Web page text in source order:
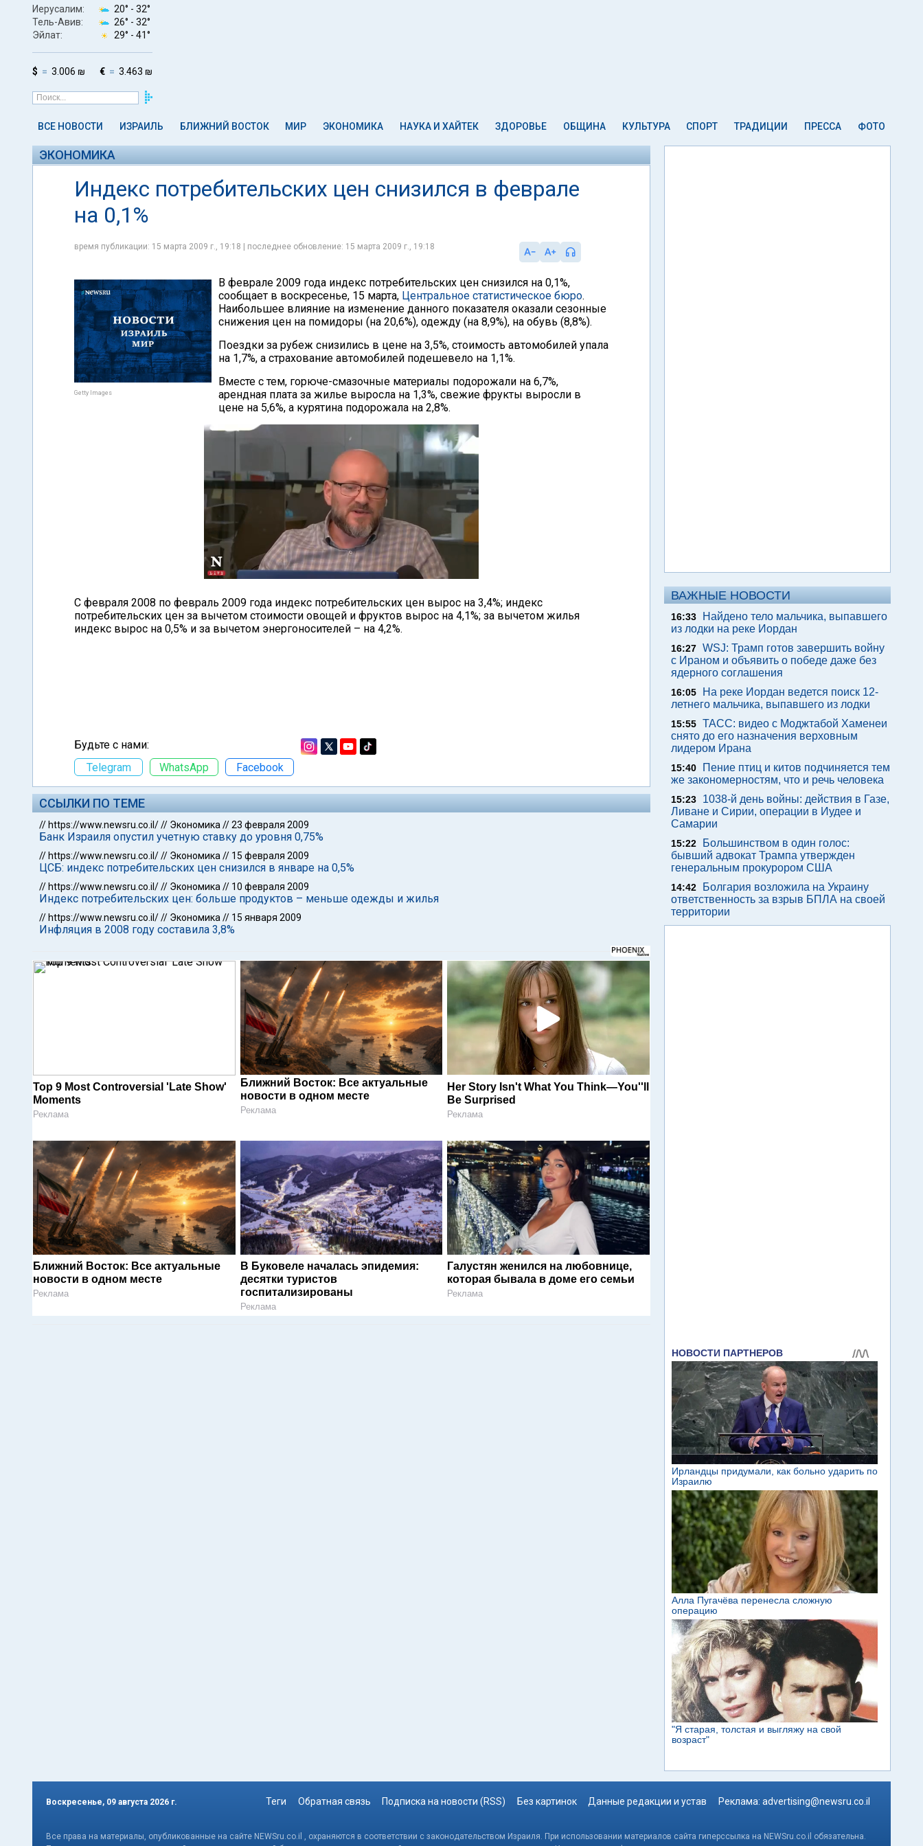
Иерусалим: 20° - 32°
Тель-Авив:
26° - 32°
Эйлат:
29° - 41°
$ 3.006 ₪ € 3.463 ₪
ВСЕ НОВОСТИ ИЗРАИЛЬ БЛИЖНИЙ ВОСТОК МИР ЭКОНОМИКА НАУКА И ХАЙТЕК ЗДОРОВЬЕ ОБЩИНА КУЛЬТУРА СПОРТ ТРАДИЦИИ ПРЕССА ФОТО
ЭКОНОМИКА
Индекс потребительских цен снизился в феврале
на 0,1%
время публикации: 15 марта 2009 г., 19:18 | последнее обновление: 15 марта 2009 г., 19:18
Getty Images
В феврале 2009 года индекс потребительских цен снизился на 0,1%,
сообщает в воскресенье, 15 марта, Центральное статистическое бюро.
Наибольшее влияние на изменение данного показателя оказали сезонные
снижения цен на помидоры (на 20,6%), одежду (на 8,9%), на обувь (8,8%).
Поездки за рубеж снизились в цене на 3,5%, стоимость автомобилей упала
на 1,7%, а страхование автомобилей подешевело на 1,1%.
Вместе с тем, горюче-смазочные материалы подорожали на 6,7%,
арендная плата за жилье выросла на 1,3%, свежие фрукты выросли в
цене на 5,6%, а курятина подорожала на 2,8%.
С февраля 2008 по февраль 2009 года индекс потребительских цен вырос на 3,4%; индекс
потребительских цен за вычетом стоимости овощей и фруктов вырос на 4,1%; за вычетом жилья
индекс вырос на 0,5% и за вычетом энергоносителей – на 4,2%.
Будьте с нами:
Telegram
WhatsApp Facebook
ССЫЛКИ ПО ТЕМЕ
// https://www.newsru.co.il/// Экономика //23 февраля 2009
Банк Израиля опустил учетную ставку до уровня 0,75%
// https://www.newsru.co.il/// Экономика // 15 февраля 2009
ЦСБ: индекс потребительских цен снизился в январе на 0,5%
// https://www.newsru.co.il/// Экономика // 10 февраля 2009
Индекс потребительских цен: больше продуктов – меньше одежды и жилья
// https://www.newsru.co.il/// Экономика // 15 января 2009
Инфляция в 2008 году составила 3,8%
Top 9 Most Controversial 'Late Show'
Moments
Реклама
Ближний Восток: Все актуальные
новости в одном месте
Реклама
Her Story Isn't What You Think—You''ll
Be Surprised
Реклама
Ближний Восток: Все актуальные
новости в одном месте
Реклама
В Буковеле началась эпидемия:
десятки туристов
госпитализированы
Реклама
Галустян женился на любовнице,
которая бывала в доме его семьи
Реклама
ВАЖНЫЕ НОВОСТИ
16:33
Найдено тело мальчика, выпавшего
из лодки на реке Иордан
16:27 WSJ: Трамп готов завершить войну
с Ираном и объявить о победе даже без
ядерного соглашения
16:05
На реке Иордан ведется поиск 12-
летнего мальчика, выпавшего из лодки
15:55 ТАСС: видео с Моджтабой Хаменеи
снято до его назначения верховным
лидером Ирана
15:40
Пение птиц и китов подчиняется тем
же закономерностям, что и речь человека
15:23
1038-й день войны: действия в Газе,
Ливане и Сирии, операции в Иудее и
Самарии
15:22
Большинством в один голос:
бывший адвокат Трампа утвержден
генеральным прокурором США
14:42
Болгария возложила на Украину
ответственность за взрыв БПЛА на своей
территории
Воскресенье, 09 августа 2026 г. Теги Обратная связь Подписка на новости (RSS) Без картинок Данные редакции и устав Реклама: advertising@newsru.co.il
Все права на материалы, опубликованные на сайте NEWSru.co.il , охраняются в соответствии с законодательством Израиля. При использовании материалов сайта гиперссылка на NEWSru.co.il обязательна.